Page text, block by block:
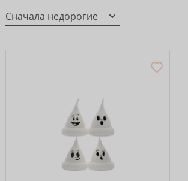
ДЕКОРИРОВАНИЯ
Сначала недорогие